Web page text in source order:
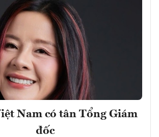
Nam có tân Tổng Giám
đốc